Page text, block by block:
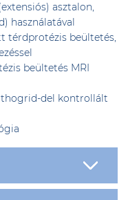
asztalon,
használatával
térdprotézis beültetés,
beültetés MRI
del kontrollált